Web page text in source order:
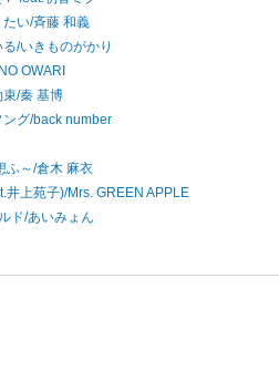
たい/斉藤 和義
る/いきものがかり
OWARI
束/秦 基博
ング/back number
ふ～/倉木 麻衣
井上苑子)/Mrs. GREEN APPLE
ド/あいみょん